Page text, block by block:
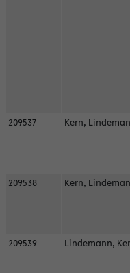
209537 Kern,
209538 Kern,
209539 Lindemann,